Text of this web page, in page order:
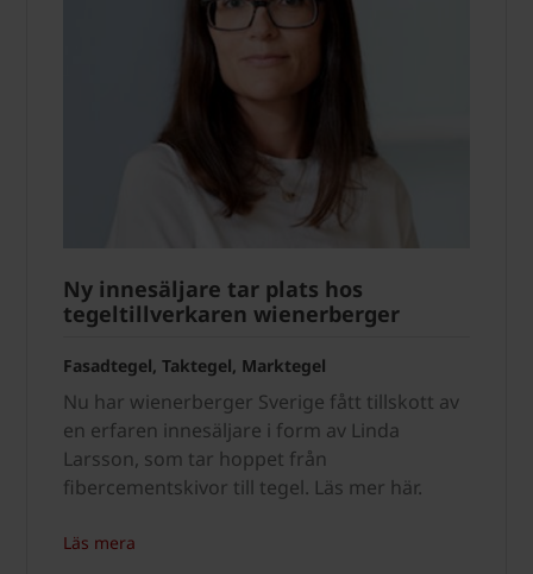
Ny innesäljare tar plats hos
tegeltillverkaren wienerberger
Fasadtegel, Taktegel, Marktegel
Nu har wienerberger Sverige fått tillskott av
en erfaren innesäljare i form av Linda
Larsson, som tar hoppet från
fibercementskivor till tegel. Läs mer här.
Läs mera